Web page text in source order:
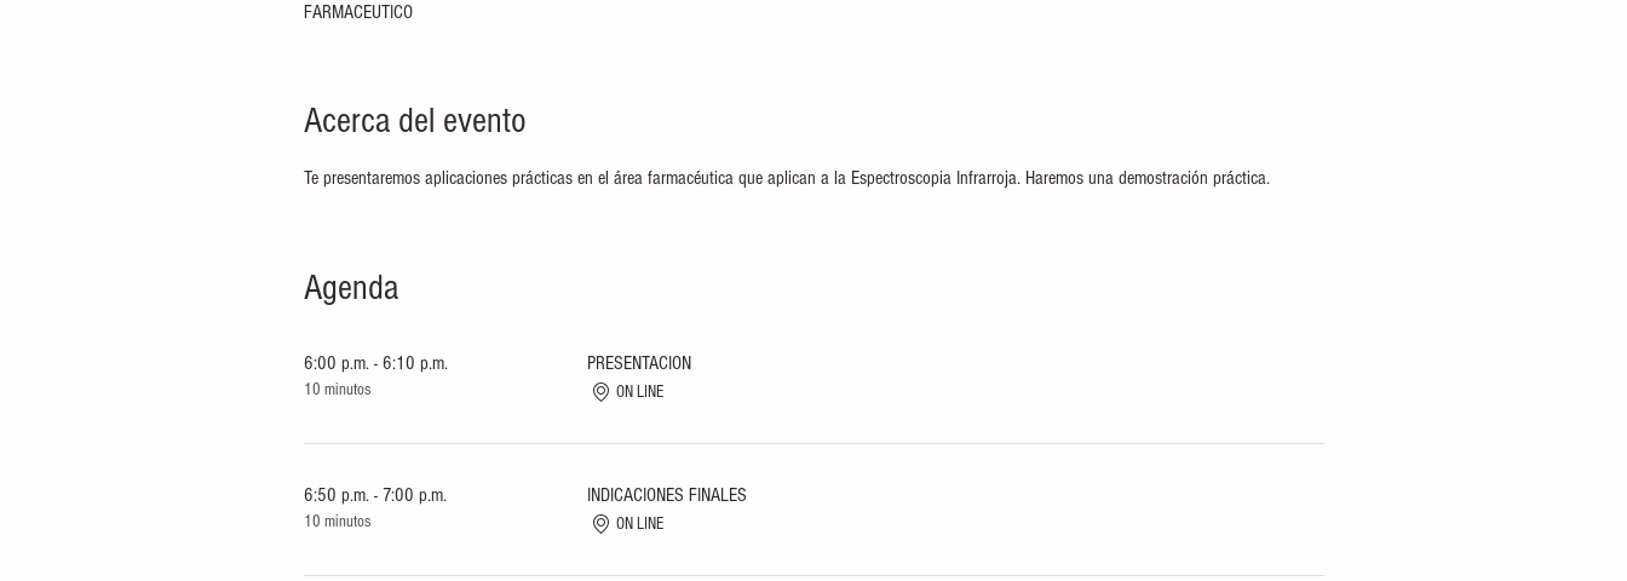
FARMACEUTICO
Acerca del evento
Te presentaremos aplicaciones prácticas en el área farmacéutica que aplican a la Espectroscopia Infrarroja. Haremos una demostración práctica.
Agenda
6:00 p.m. - 6:10 p.m.
10 minutos
PRESENTACION
ON LINE
6:50 p.m. - 7:00 p.m.
10 minutos
INDICACIONES FINALES
ON LINE